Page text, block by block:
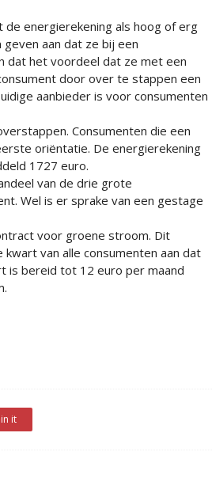
energierekening als hoog of erg
aan dat ze bij een
dat het voordeel dat ze met een
door over te stappen een
aanbieder is voor consumenten
Consumenten die een
oriëntatie. De energierekening
1727 euro.
van de drie grote
Wel is er sprake van een gestage
voor groene stroom. Dit
van alle consumenten aan dat
is bereid tot 12 euro per maand
it